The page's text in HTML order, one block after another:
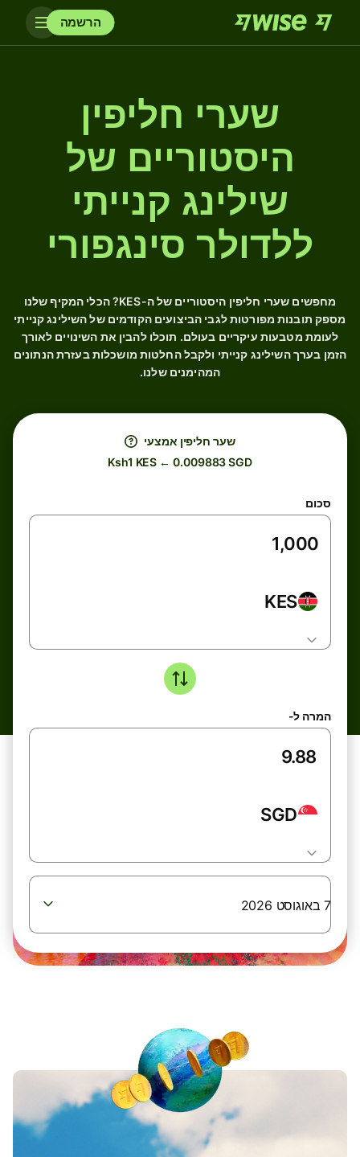
הרשמה
שערי חליפין
היסטוריים של
שילינג קנייתי
ללדולר סינגפורי
מחפשים שערי חליפין היסטוריים של ה-KES? הכלי המקיף שלנו
מספק תובנות מפורטות לגבי הביצועים הקודמים של השילינג קנייתי
לעומת מטבעות עיקריים בעולם. תוכלו להבין את השינויים לאורך
הזמן בערך השילינג קנייתי ולקבל החלטות מושכלות בעזרת הנתונים
המהימנים שלנו.
שער חליפין אמצעי
Ksh1 KES ← 0.009883 SGD
סכום
KES
המרה ל-
SGD
7 באוגוסט 2026